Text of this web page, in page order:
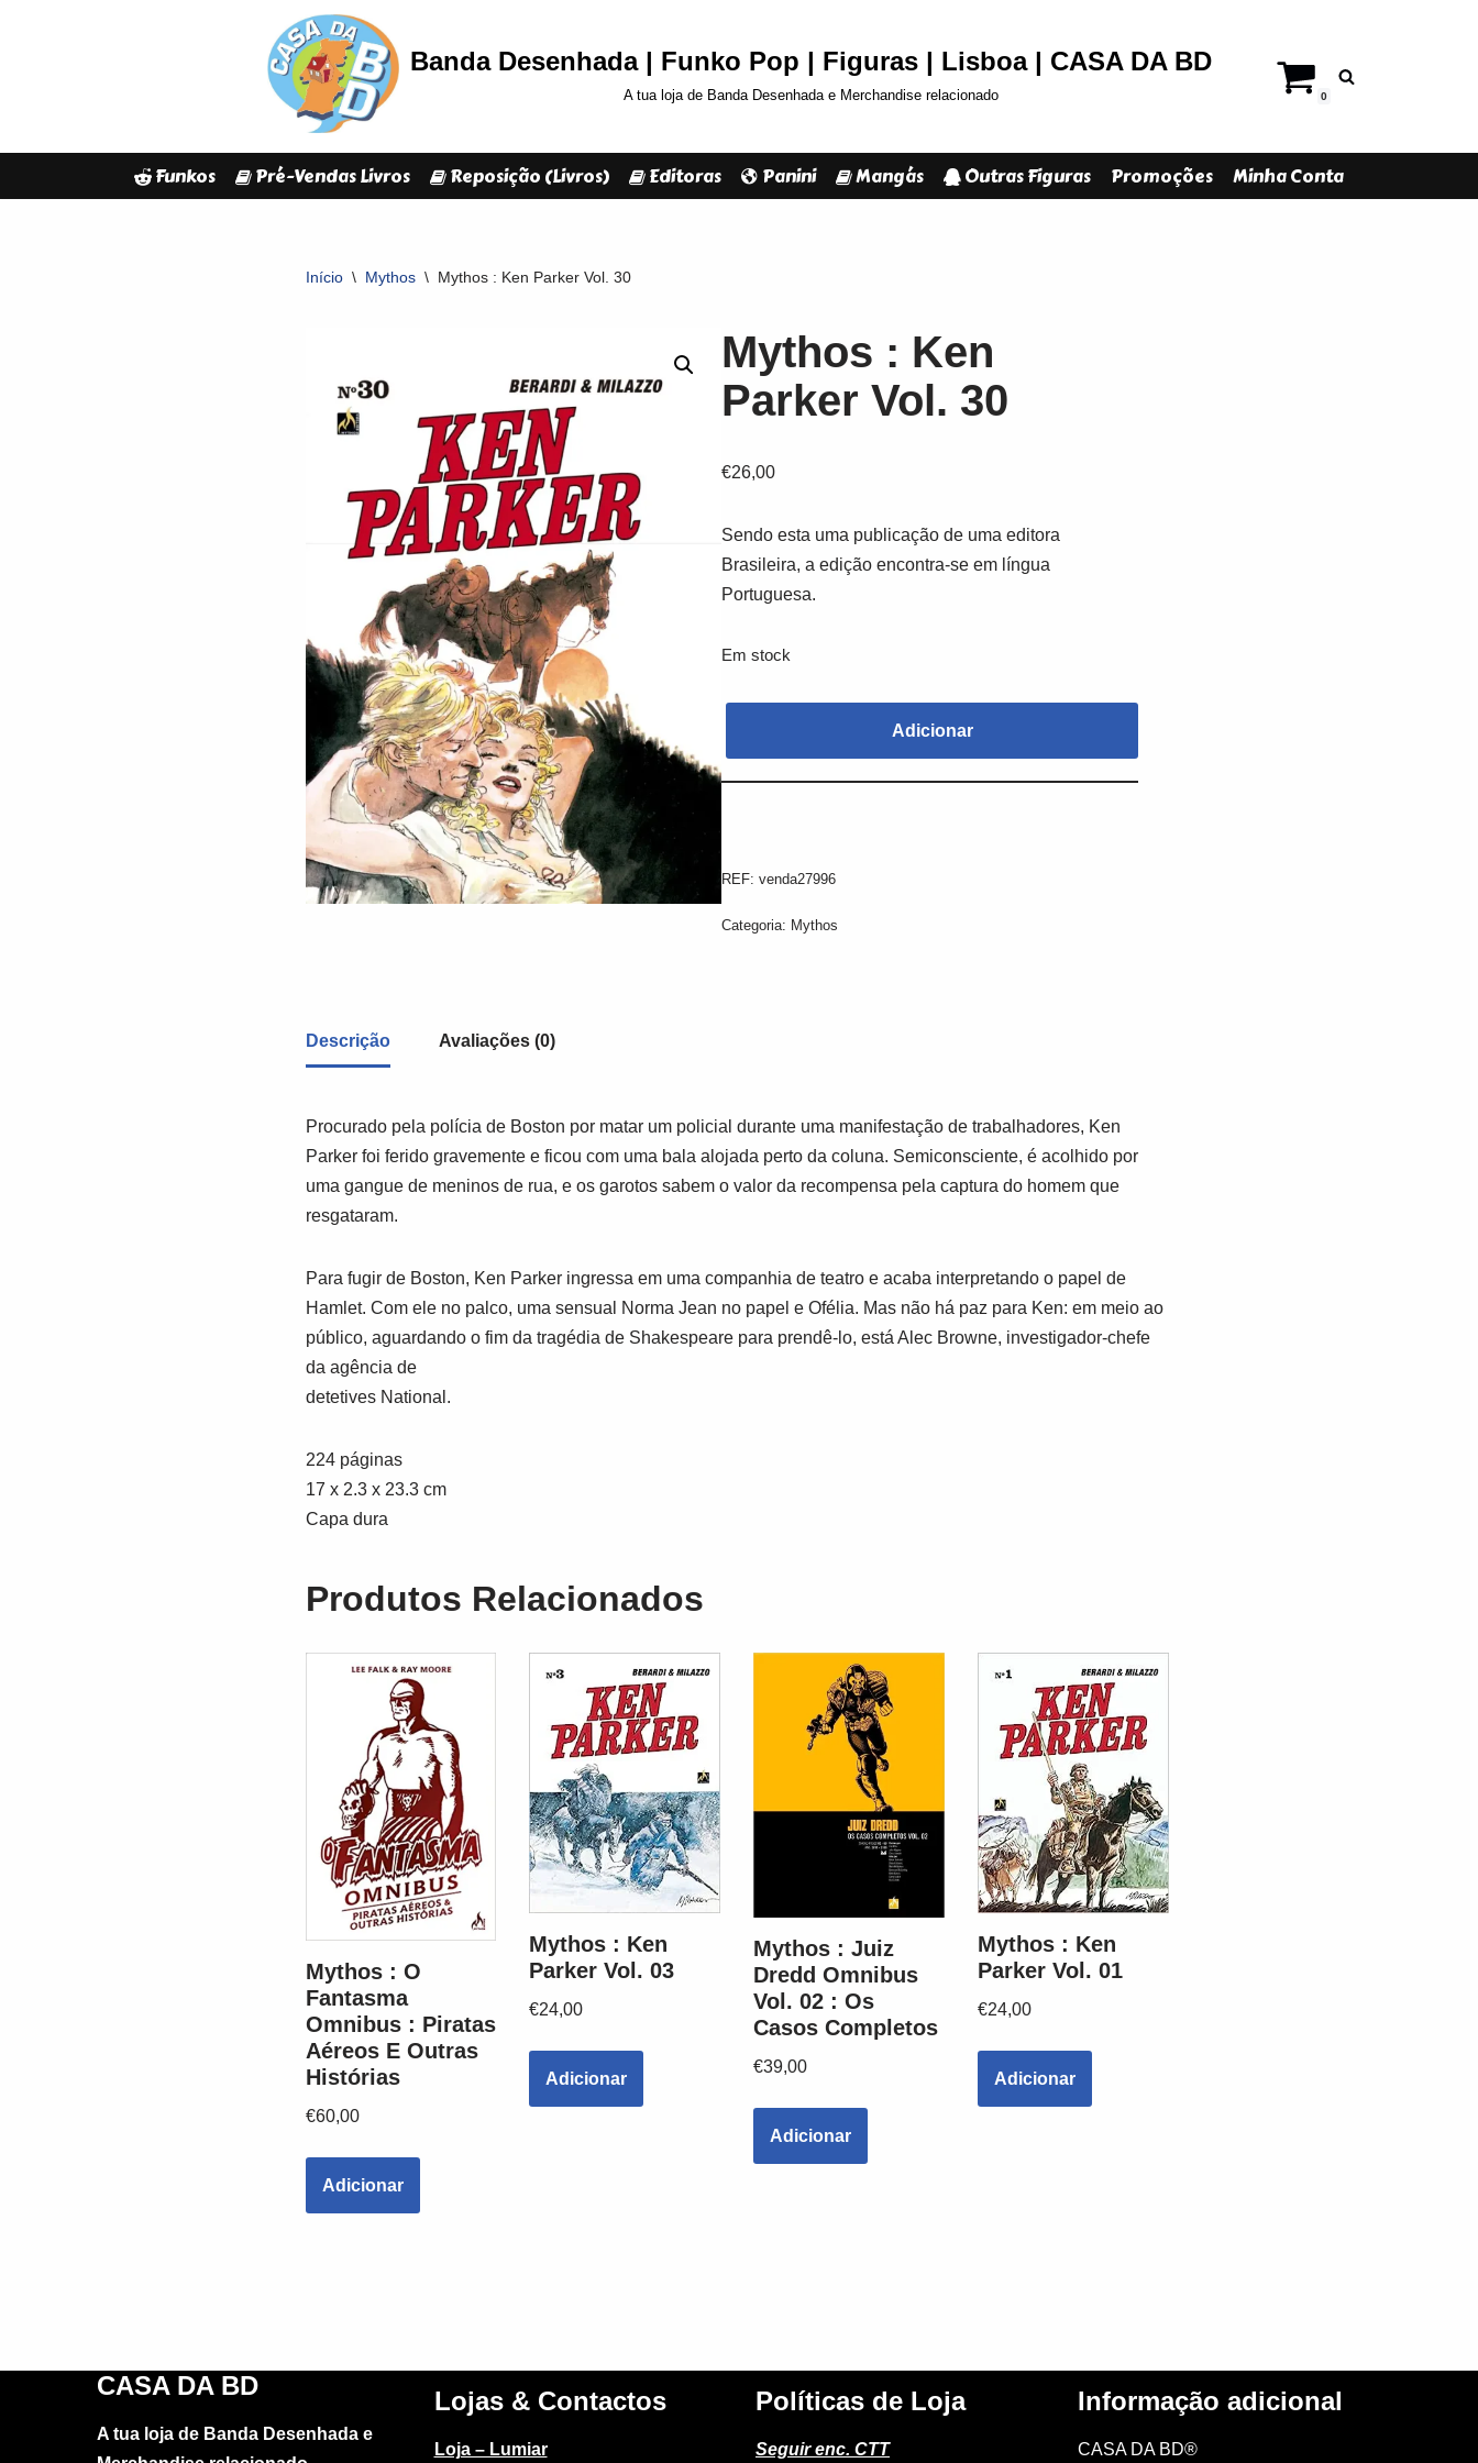
conteúdo
Banda Desenhada | Funko Pop | Figuras | Lisboa | CASA DA BD
A tua loja de Banda Desenhada e Merchandise relacionado 0
Funkos Pré-Vendas Livros Reposição (Livros) Editoras Panini Mangás Outras Figuras Promoções Minha Conta
Início \ Mythos \ Mythos : Ken Parker Vol. 30
Mythos : Ken
Parker Vol. 30
€26,00
Sendo esta uma publicação de uma editora
Brasileira, a edição encontra-se em língua
Portuguesa.
Em stock
Adicionar
REF:venda27996
Categoria: Mythos
Descrição Avaliações (0)
Procurado pela polícia de Boston por matar um policial durante uma manifestação de trabalhadores, Ken
Parker foi ferido gravemente e ficou com uma bala alojada perto da coluna. Semiconsciente, é acolhido por
uma gangue de meninos de rua, e os garotos sabem o valor da recompensa pela captura do homem que
resgataram.
Para fugir de Boston, Ken Parker ingressa em uma companhia de teatro e acaba interpretando o papel de
Hamlet. Com ele no palco, uma sensual Norma Jean no papel e Ofélia. Mas não há paz para Ken: em meio ao
público, aguardando o fim da tragédia de Shakespeare para prendê-lo, está Alec Browne, investigador-chefe
da agência de
detetives National.
224 páginas
17 x 2.3 x 23.3 cm
Capa dura
Produtos Relacionados
Mythos : O
Fantasma
Omnibus : Piratas
Aéreos E Outras
Histórias
€60,00
Adicionar
Mythos : Ken
Parker Vol. 03
€24,00
Adicionar
Mythos : Juiz
Dredd Omnibus
Vol. 02 : Os
Casos Completos
€39,00
Adicionar
Mythos : Ken
Parker Vol. 01
€24,00
Adicionar
CASA DA BD
A tua loja de Banda Desenhada e
Lojas & Contactos
Loja – Lumiar
Políticas de Loja
Seguir enc. CTT
Informação adicional
CASA DA BD®